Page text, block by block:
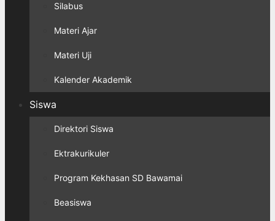
Silabus
Materi Ajar
Materi Uji
Kalender Akademik
Siswa
Direktori Siswa
Ektrakurikuler
Program Kekhasan SD Bawamai
Beasiswa